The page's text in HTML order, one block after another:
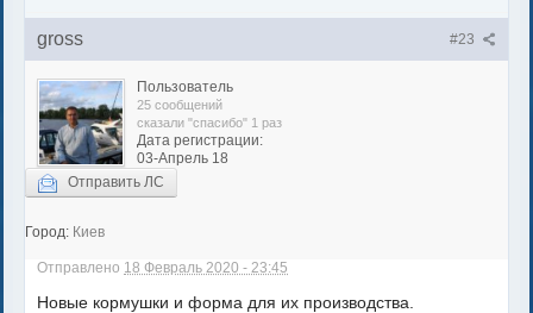
#23
gross
Пользователь
25 сообщений
сказали "спасибо" 1 раз
Дата регистрации:
03-Апрель 18
Отправить ЛС
Город: Киев
Отправлено 18 Февраль 2020 - 23:45
Новые кормушки и форма для их производства.